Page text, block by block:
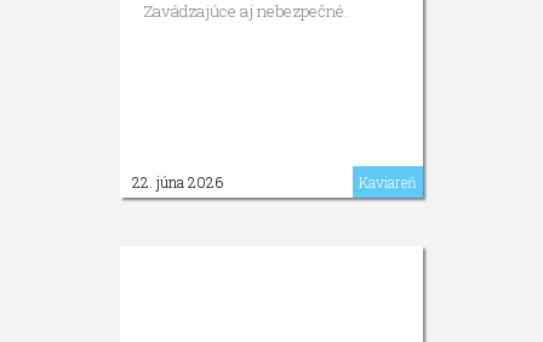
Zavádzajúce aj nebezpečné.
22. júna 2026 Kaviareň